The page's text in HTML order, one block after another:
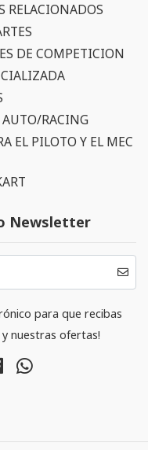
RELACIONADOS
DE COMPETICION
RACING
EL PILOTO Y EL MEC
Newsletter
para que recibas
nuestras ofertas!